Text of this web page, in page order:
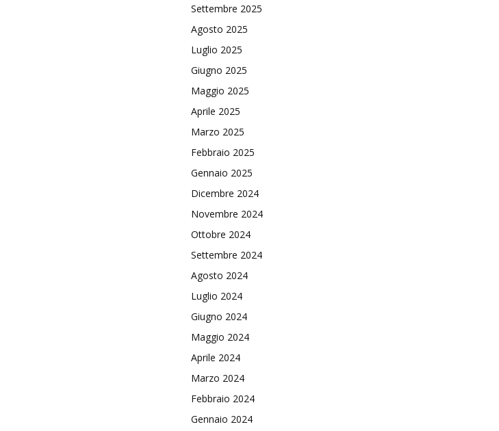
Settembre 2025
Agosto 2025
Luglio 2025
Giugno 2025
Maggio 2025
Aprile 2025
Marzo 2025
Febbraio 2025
Gennaio 2025
Dicembre 2024
Novembre 2024
Ottobre 2024
Settembre 2024
Agosto 2024
Luglio 2024
Giugno 2024
Maggio 2024
Aprile 2024
Marzo 2024
Febbraio 2024
Gennaio 2024